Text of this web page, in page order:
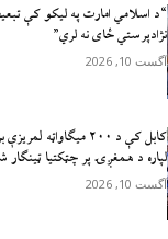
“د اسلامي امارت په لیکو کې
نژادپرستي ځای نه لري”
آگست 10, 2026
کابل کې د ۲۰۰
لپاره د همغږۍ پر چټکتیا
آگست 10, 2026